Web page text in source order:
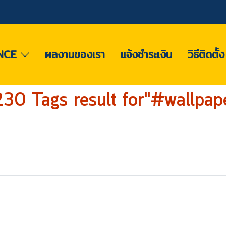
ผลงานของเรา แจ้งชำระเงิน วิธีติดตั้
Tags result